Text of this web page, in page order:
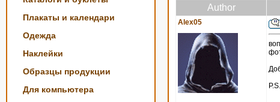
Плакаты и календари
Одежда
Наклейки
Образцы продукции
Для компьютера
Author
Alex05